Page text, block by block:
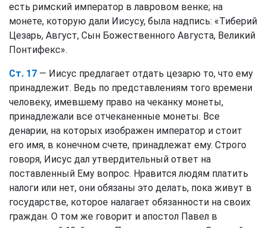
есть римский император в лавровом венке; на
монете, которую дали Иисусу, была надпись: «Тиберий
Цезарь, Август, Сын Божественного Августа, Великий
Понтифекс».
Ст. 17 — Иисус предлагает отдать цезарю то, что ему
принадлежит. Ведь по представлениям того времени
человеку, имевшему право на чеканку монеты,
принадлежали все отчеканенные монеты. Все
денарии, на которых изображен император и стоит
его имя, в конечном счете, принадлежат ему. Строго
говоря, Иисус дал утвердительный ответ на
поставленный Ему вопрос. Нравится людям платить
налоги или нет, они обязаны это делать, пока живут в
государстве, которое налагает обязанности на своих
граждан. О том же говорит и апостол Павел в